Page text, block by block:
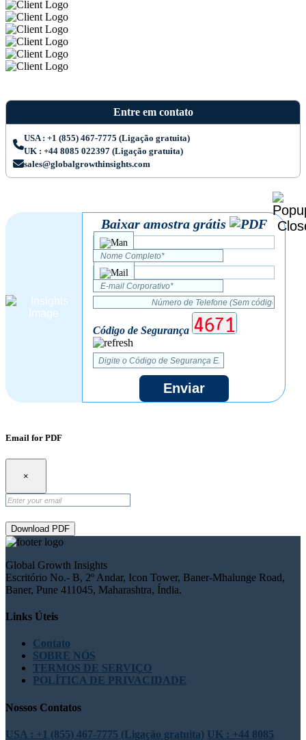
Entre em contato
USA : +1 (855) 467-7775 (Ligação gratuita)
UK : +44 8085 022397 (Ligação gratuita)
sales@globalgrowthinsights.com
Baixar amostra grátis
Código de Segurança
Enviar
Email for PDF
×
Download PDF
Global Growth Insights
Escritório No.- B, 2º Andar, Icon Tower, Baner-Mhalunge Road,
Baner, Pune 411045, Maharashtra, Índia.
Links Úteis
Contato
SOBRE NÓS
TERMOS DE SERVIÇO
POLÍTICA DE PRIVACIDADE
Nossos Contatos
USA : +1 (855) 467-7775 (Ligação gratuita) UK : +44 8085